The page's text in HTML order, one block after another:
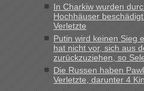
„Bin am Montag 15.6.26 um 8
das erste Mal an einem
vor mir, bin sonst der Erste
Minuten wurde dann die
Berichte und
Grenzübergang
In Charkiw wurden
Hochhäuser
Verletzte
Putin wird keinen Sieg
hat nicht vor, sich aus
zurückzuziehen, so
Die Russen haben
Verletzte, darunter 4